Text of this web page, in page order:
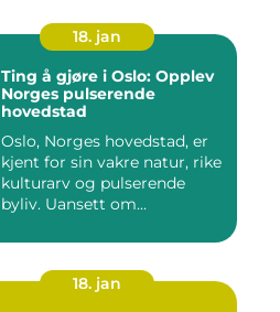
18. jan
Ting å gjøre i Oslo: Opplev
Norges pulserende
hovedstad
Oslo, Norges hovedstad, er
kjent for sin vakre natur, rike
kulturarv og pulserende
byliv. Uansett om...
18. jan